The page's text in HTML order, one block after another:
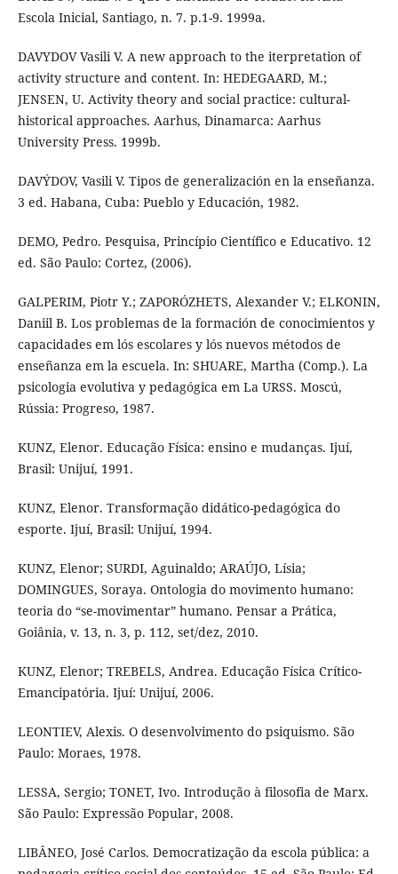
Escola Inicial, Santiago, n. 7. p.1-9. 1999a.
DAVYDOV Vasili V. A new approach to the iterpretation of
activity structure and content. In: HEDEGAARD, M.;
JENSEN, U. Activity theory and social practice: cultural-
historical approaches. Aarhus, Dinamarca: Aarhus
University Press. 1999b.
DAVÝDOV, Vasili V. Tipos de generalización en la enseñanza.
3 ed. Habana, Cuba: Pueblo y Educación, 1982.
DEMO, Pedro. Pesquisa, Princípio Científico e Educativo. 12
ed. São Paulo: Cortez, (2006).
GALPERIM, Piotr Y.; ZAPORÓZHETS, Alexander V.; ELKONIN,
Daniil B. Los problemas de la formación de conocimientos y
capacidades em lós escolares y lós nuevos métodos de
enseñanza em la escuela. In: SHUARE, Martha (Comp.). La
psicologia evolutiva y pedagógica em La URSS. Moscú,
Rússia: Progreso, 1987.
KUNZ, Elenor. Educação Física: ensino e mudanças. Ijuí,
Brasil: Unijuí, 1991.
KUNZ, Elenor. Transformação didático-pedagógica do
esporte. Ijuí, Brasil: Unijuí, 1994.
KUNZ, Elenor; SURDI, Aguinaldo; ARAÚJO, Lísia;
DOMINGUES, Soraya. Ontologia do movimento humano:
teoria do “se-movimentar” humano. Pensar a Prática,
Goiânia, v. 13, n. 3, p. 112, set/dez, 2010.
KUNZ, Elenor; TREBELS, Andrea. Educação Física Crítico-
Emancipatória. Ijuí: Unijuí, 2006.
LEONTIEV, Alexis. O desenvolvimento do psiquismo. São
Paulo: Moraes, 1978.
LESSA, Sergio; TONET, Ivo. Introdução à filosofia de Marx.
São Paulo: Expressão Popular, 2008.
LIBÂNEO, José Carlos. Democratização da escola pública: a